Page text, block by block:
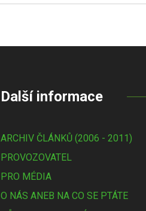
Další informace
ARCHIV ČLÁNKŮ (2006 - 2011)
PROVOZOVATEL
PRO MÉDIA
O NÁS ANEB NA CO SE PTÁTE